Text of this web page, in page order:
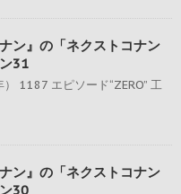
ン』の「ネクストコナン
31
1187 エピソード“ZERO” 工
ン』の「ネクストコナン
30